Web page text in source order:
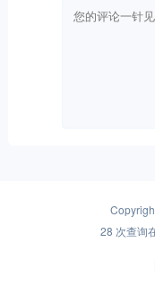
28 次查询